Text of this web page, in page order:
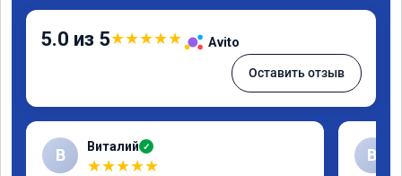
5.0 из 5★★★★★ Avito
Оставить отзыв
В Виталий ✓
★★★★★
В